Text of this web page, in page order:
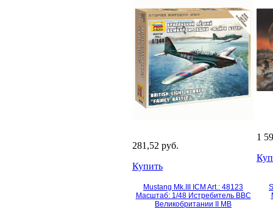
281,52 руб.
Купить
1
Mustang Mk.III ICM Art.: 48123
Масштаб: 1/48 Истребитель ВВС
Великобритании II МВ